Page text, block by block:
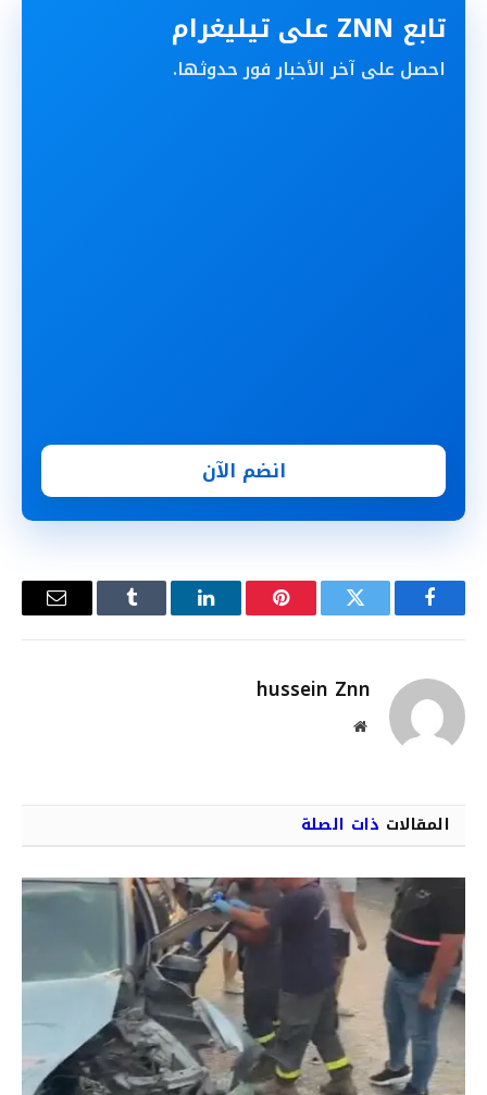
تابع ZNN على تيليغرام
احصل على آخر الأخبار فور حدوثها.
انضم الآن
فيسبوك تويتر بينتيريستلينكدإن Tumblr
البريد
hussein Znn
موقع
المقالات ذات الصلة